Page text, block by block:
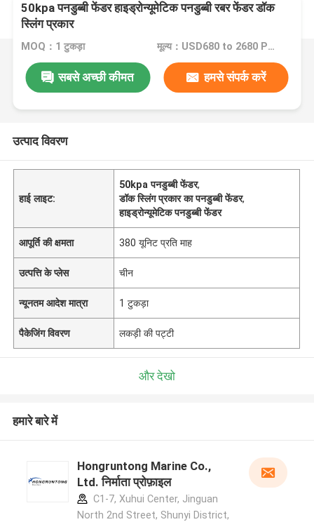
50kpa पनडुब्बी फेंडर हाइड्रोन्यूमेटिक पनडुब्बी रबर फेंडर डॉक
स्लिंग प्रकार
MOQ：1 टुकड़ा मूल्य：USD680 to 2680 Per Piece
सबसे अच्छी कीमत हमसे संपर्क करें
उत्पाद विवरण
हाई लाइट:
50kpa पनडुब्बी फेंडर,
डॉक स्लिंग प्रकार का पनडुब्बी फेंडर,
हाइड्रोन्यूमेटिक पनडुब्बी फेंडर
आपूर्ति की क्षमता 380 यूनिट प्रति माह
उत्पत्ति के प्लेस चीन
न्यूनतम आदेश मात्रा 1 टुकड़ा
पैकेजिंग विवरण लकड़ी की पट्टी
और देखो
हमारे बारे में
Hongruntong Marine Co.,
Ltd. निर्माता प्रोफ़ाइल
C1-7, Xuhui Center, Jinguan
North 2nd Street, Shunyi District,